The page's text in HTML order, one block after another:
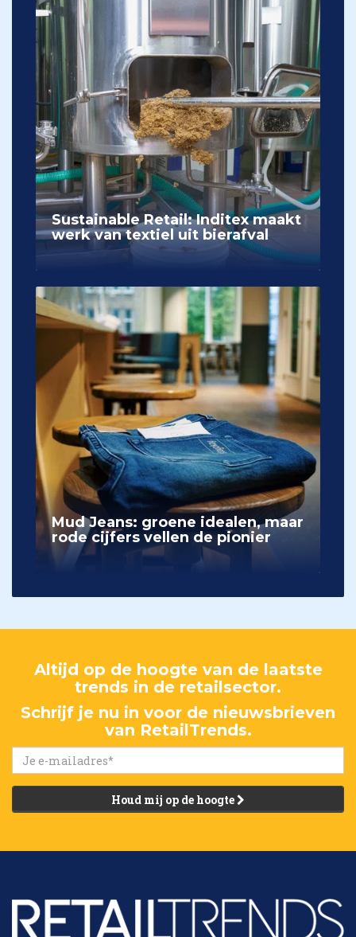
Sustainable Retail: Inditex maakt
werk van textiel uit bierafval
Mud Jeans: groene idealen, maar
rode cijfers vellen de pionier
Altijd op de hoogte van de laatste
trends in de retailsector.
Schrijf je nu in voor de nieuwsbrieven
van RetailTrends.
Houd mij op de hoogte